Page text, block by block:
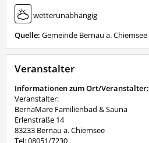
wetterunabhängig
Quelle: Gemeinde Bernau a. Chiemsee
Veranstalter
Informationen zum Ort/Veranstalter:
Veranstalter:
BernaMare Familienbad & Sauna
Erlenstraße 14
83233 Bernau a. Chiemsee
Tel: 08051/7230